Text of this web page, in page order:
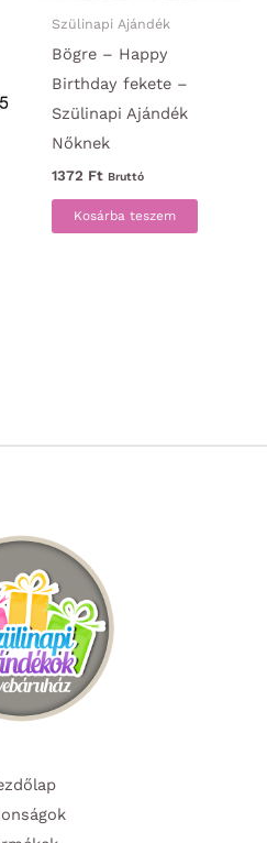
Szülinapi Ajándék
Bögre – Happy
Birthday fekete –
Szülinapi Ajándék
Nőknek
1372 Ft Bruttó
Kosárba teszem